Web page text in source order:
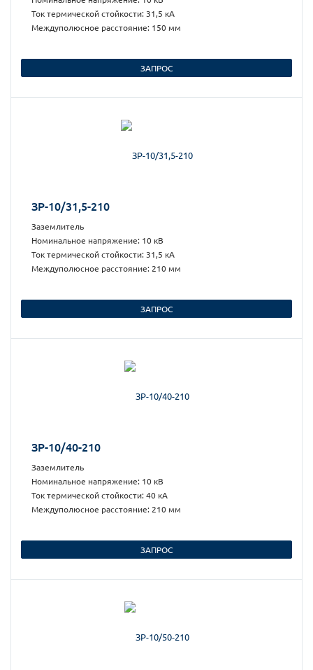
Ток термической стойкости: 31,5 кА
Междуполюсное расстояние: 150 мм
ЗАПРОС
ЗР-10/31,5-210
Заземлитель
Номинальное напряжение: 10 кВ
Ток термической стойкости: 31,5 кА
Междуполюсное расстояние: 210 мм
ЗАПРОС
ЗР-10/40-210
Заземлитель
Номинальное напряжение: 10 кВ
Ток термической стойкости: 40 кА
Междуполюсное расстояние: 210 мм
ЗАПРОС